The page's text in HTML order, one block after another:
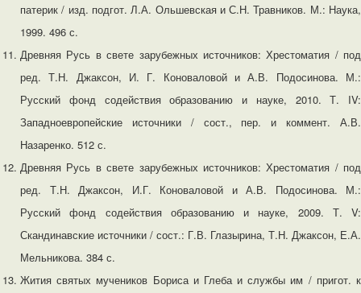
патерик / изд. подгот. Л.А. Ольшевская и С.Н. Травников. М.: Наука,
1999. 496 с.
Древняя Русь в свете зарубежных источников: Хрестоматия / под
ред. Т.Н. Джаксон, И. Г. Коноваловой и А.В. Подосинова. М.:
Русский фонд содействия образованию и науке, 2010. Т. IV:
Западноевропейские источники / сост., пер. и коммент. А.В.
Назаренко. 512 с.
Древняя Русь в свете зарубежных источников: Хрестоматия / под
ред. Т.Н. Джаксон, И.Г. Коноваловой и А.В. Подосинова. М.:
Русский фонд содействия образованию и науке, 2009. Т. V:
Скандинавские источники / сост.: Г.В. Глазырина, Т.Н. Джаксон, Е.А.
Мельникова. 384 с.
Жития святых мучеников Бориса и Глеба и службы им / пригот. к